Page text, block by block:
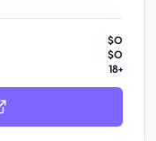
$0
$0
18+